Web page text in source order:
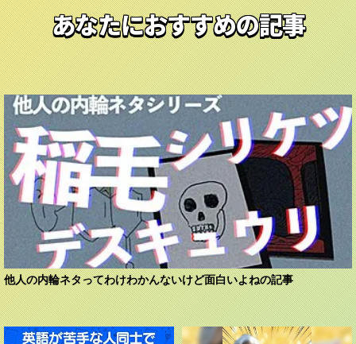
あなたにおすすめの記事
他人の内輪ネタってわけわかんないけど面白いよねの記事